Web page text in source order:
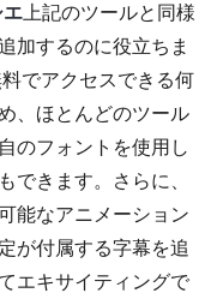
エ 上記のツールと同様
加するのに役立ちま
でアクセスできる何
、ほとんどのツール
のフォントを使用し
できます。さらに、
能なアニメーション
が付属する字幕を追
エキサイティングで